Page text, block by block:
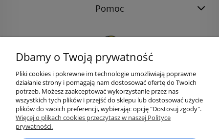
Pomoc
email:bok@ArtykulyDlaPlastykow.pl
Dbamy o Twoją prywatność
Pliki cookies i pokrewne im technologie umożliwiają poprawne
działanie strony i pomagają nam dostosować ofertę do Twoich
potrzeb. Możesz zaakceptować wykorzystanie przez nas
wszystkich tych plików i przejść do sklepu lub dostosować użycie
plików do swoich preferencji, wybierając opcję "Dostosuj zgody".
Więcej o plikach cookies przeczytasz w naszej Polityce
prywatności.